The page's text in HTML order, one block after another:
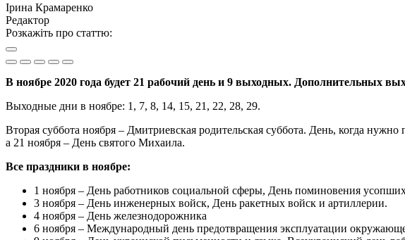
Ірина Крамаренко
Редактор
Розкажіть про статтю:
В ноябре 2020 года будет 21 рабочий день и 9 выходных. Дополнительных
Выходные дни в ноябре: 1, 7, 8, 14, 15, 21, 22, 28, 29.
Вторая суббота ноября – Дмитриевская родительская суббота. День, когда
а 21 ноября – День святого Михаила.
Все праздники в ноябре:
1 ноября – День работников социальной сферы, День поминовения
3 ноября – День инженерных войск, День ракетных войск и артиллерии.
4 ноября – День железнодорожника
6 ноября – Международный день предотвращения эксплуатации